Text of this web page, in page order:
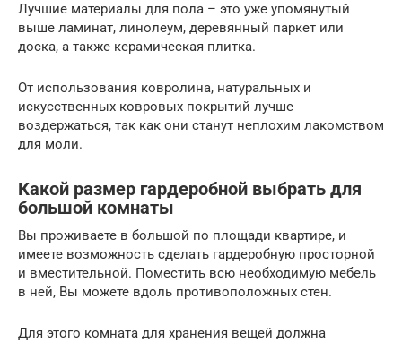
Лучшие материалы для пола – это уже упомянутый
выше ламинат, линолеум, деревянный паркет или
доска, а также керамическая плитка.
От использования ковролина, натуральных и
искусственных ковровых покрытий лучше
воздержаться, так как они станут неплохим лакомством
для моли.
Какой размер гардеробной выбрать для
большой комнаты
Вы проживаете в большой по площади квартире, и
имеете возможность сделать гардеробную просторной
и вместительной. Поместить всю необходимую мебель
в ней, Вы можете вдоль противоположных стен.
Для этого комната для хранения вещей должна